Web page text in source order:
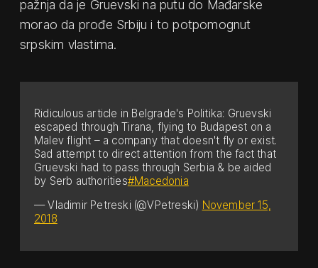
pažnja da je Gruevski na putu do Mađarske
morao da prođe Srbiju i to potpomognut
srpskim vlastima.
Ridiculous article in Belgrade's Politika: Gruevski
escaped through Tirana, flying to Budapest on a
Malev flight – a company that doesn't fly or exist.
Sad attempt to direct attention from the fact that
Gruevski had to pass through Serbia & be aided
by Serb authorities#Macedonia
— Vladimir Petreski (@VPetreski) November 15,
2018